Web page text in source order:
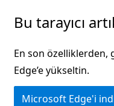
Bu tarayıcı
En son
Edge’e yükseltin.
Microsoft Edge'i